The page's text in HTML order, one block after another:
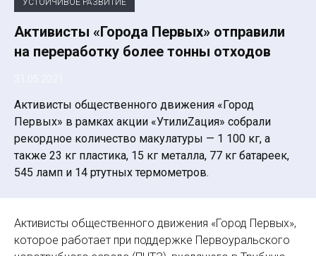
УСТОЙЧИВОЕ РАЗВИТИЕ
Активисты «Города Первых» отправили
на переработку более тонны отходов
Активисты общественного движения «Город
Первых» в рамках акции «УтилиZация» собрали
рекордное количество макулатуры — 1 100 кг, а
также 23 кг пластика, 15 кг металла, 77 кг батареек,
545 ламп и 14 ртутных термометров.
Активисты общественного движения «Город Первых»,
которое работает при поддержке Первоуральского